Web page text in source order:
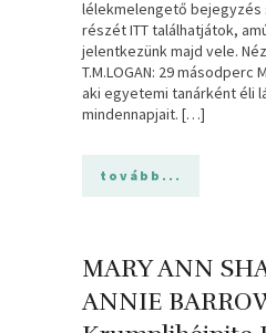
lélekmelengető bejegyzés
részét ITT találhatjátok,
jelentkezünk majd vele.
T.M.LOGAN: 29 másodperc
aki egyetemi tanárként éli
mindennapjait. […]
tovább...
MARY ANN
ANNIE